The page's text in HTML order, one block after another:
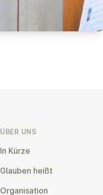
ÜBER UNS
In Kürze
Glauben heißt
Or­gan­isa­tion